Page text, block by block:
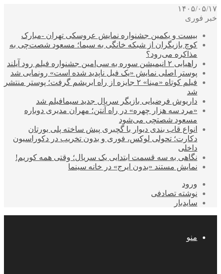
۱۴۰۵/۰۵/۱۷
خبر فوری
بیست و یکمین جشنواره نمایش عروسکی تهران -مبارک
کوچ بازیگران از شبکه خانگی به سیما؛ مسعود شصت‌چی به
مذاکره می‌رود؟
راهیابی ۲ انیمیشن سوره به سی‌امین جشنواره فیلم رود آیلند
پوستر اصلی نمایش «یک فیل ناپدید شده است» رونمایی شد
فیلم کوتاه «مینا» ۲ جایزه از راه ابریشم گرفت؛ پوستر منتشر
شد
داریوش فرضیایی بازیگر سریال جدید سیمافیلم شد
«مرد سه هزار چهره» در راه آنتن؛ مهران مدیری دوباره
مسعود شصتچی می‌شود
انواع قاب بندی دیوار با گچبری پیش ساخته پلی یورتان
دکارت؛ تحولی لوکس، فوری و بدون تخریب در دکوراسیون
داخلی
نگاهی به سه قسمت ابتدایی یک سریال؛ وقتی همه کوریم!
نمایش مستند «بدون ایرج» در خانه سینما
ورود
نوشته تصادفی
سایدبار
منو